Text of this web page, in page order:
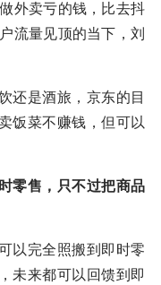
外卖亏的钱，比去抖
流量见顶的当下，刘
还是酒旅，京东的目
饭菜不赚钱，但可以
零售，只不过把商品
以完全照搬到即时零
未来都可以回馈到即